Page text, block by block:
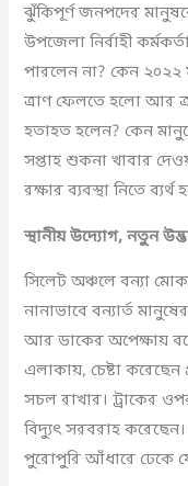
ঝুঁকিপূর্ণ জনপদের
উপজেলা নির্বাহী
পারলেন না? কেন ২০২২
ত্রাণ ফেলতে হলো আর
হতাহত হলেন? কেন
সপ্তাহ শুকনা খাবার
রক্ষার ব্যবস্থা নিতে ব্যর্থ
স্থানীয় উদ্যোগ, নতুন
সিলেট অঞ্চলে বন্যা
নানাভাবে বন্যার্ত
আর ডাকের অপেক্ষায়
এলাকায়, চেষ্টা
সচল রাখার। ট্রাকের
বিদ্যুৎ সরবরাহ
পুরোপুরি আঁধারে ঢেকে